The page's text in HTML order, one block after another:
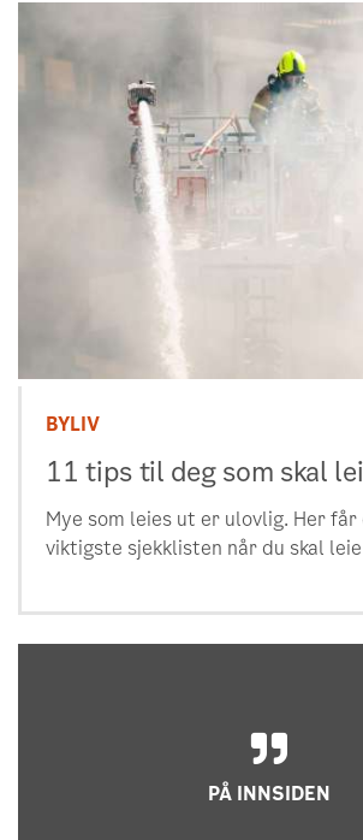
BYLIV
11 tips til deg som skal
Mye som leies ut er ulovlig. Her får
viktigste sjekklisten når du skal
PÅ INNSIDEN